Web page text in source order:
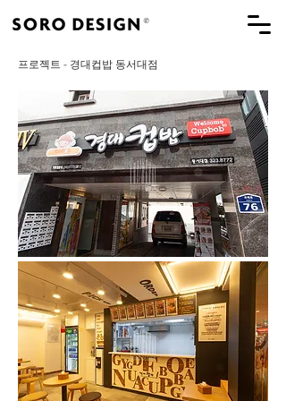
프로젝트 - 경대컵밥 동서대점